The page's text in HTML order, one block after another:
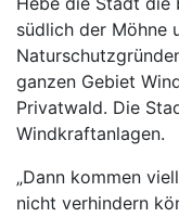
südlich der Möhne
ganzen Gebiet
Privatwald. Die
Windkraftanlagen.
„Dann kommen
nicht verhindern